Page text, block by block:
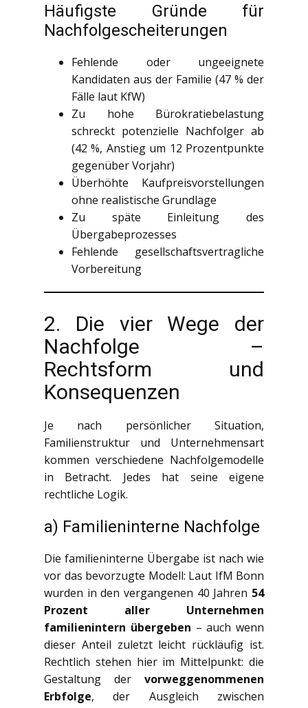
Häufigste Gründe für
Nachfolgescheiterungen
Fehlende oder ungeeignete
Kandidaten aus der Familie (47 % der
Fälle laut KfW)
Zu hohe Bürokratiebelastung
schreckt potenzielle Nachfolger ab
(42 %, Anstieg um 12 Prozentpunkte
gegenüber Vorjahr)
Überhöhte Kaufpreisvorstellungen
ohne realistische Grundlage
Zu späte Einleitung des
Übergabeprozesses
Fehlende gesellschaftsvertragliche
Vorbereitung
2. Die vier Wege der
Nachfolge –
Rechtsform und
Konsequenzen
Je nach persönlicher Situation,
Familienstruktur und Unternehmensart
kommen verschiedene Nachfolgemodelle
in Betracht. Jedes hat seine eigene
rechtliche Logik.
a) Familieninterne Nachfolge
Die familieninterne Übergabe ist nach wie
vor das bevorzugte Modell: Laut IfM Bonn
wurden in den vergangenen 40 Jahren 54
Prozent aller Unternehmen
familienintern übergeben – auch wenn
dieser Anteil zuletzt leicht rückläufig ist.
Rechtlich stehen hier im Mittelpunkt: die
Gestaltung der vorweggenommenen
Erbfolge, der Ausgleich zwischen